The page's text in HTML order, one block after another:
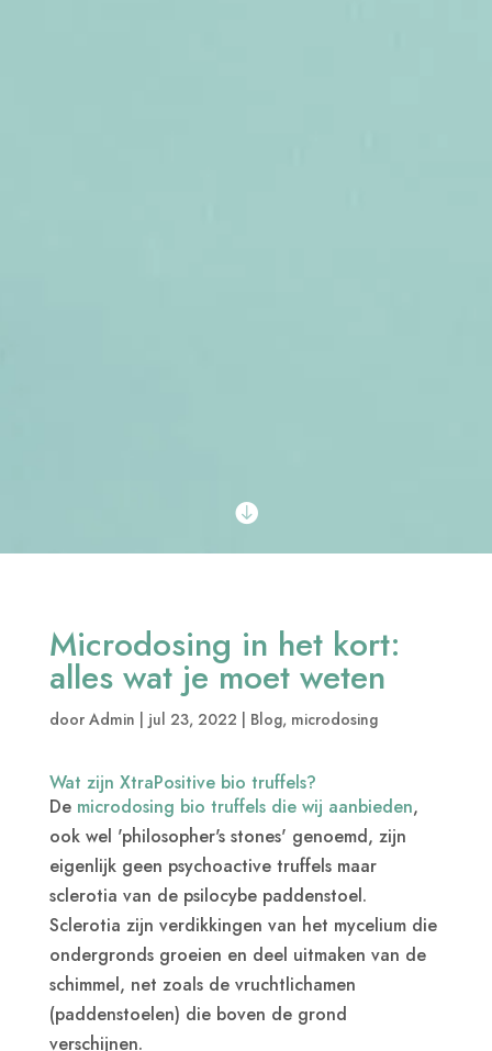

Microdosing in het kort:
alles wat je moet weten
door Admin | jul 23, 2022 | Blog, microdosing
Wat zijn XtraPositive bio truffels?
De microdosing bio truffels die wij aanbieden,
ook wel 'philosopher's stones' genoemd, zijn
eigenlijk geen psychoactive truffels maar
sclerotia van de psilocybe paddenstoel.
Sclerotia zijn verdikkingen van het mycelium die
ondergronds groeien en deel uitmaken van de
schimmel, net zoals de vruchtlichamen
(paddenstoelen) die boven de grond
verschijnen.